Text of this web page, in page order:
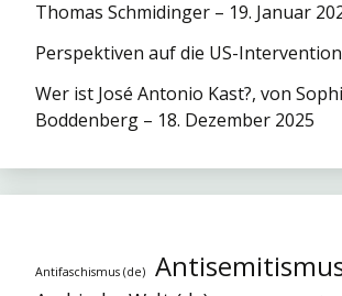
Thomas Schmidinger – 19. Januar
Perspektiven auf die US-
Wer ist José Antonio Kast?, von
Boddenberg – 18. Dezember 2025
Antifaschismus (de)